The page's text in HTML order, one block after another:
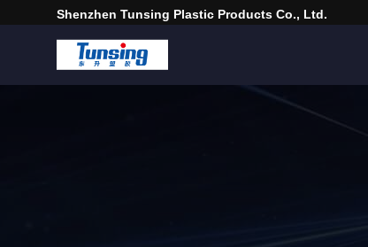
Shenzhen Tunsing Plastic Products Co., Ltd.